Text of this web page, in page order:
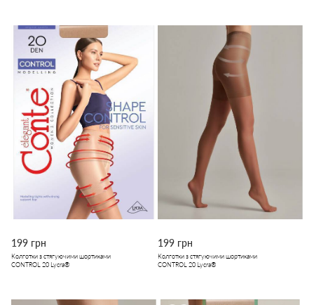
199 грн
Колготки з стягуючими шортиками
CONTROL 20 Lycra®
199 грн
Колготки з стягуючими шортиками
CONTROL 20 Lycra®